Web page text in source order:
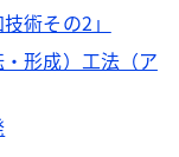
術その2」
形成）工法（ア